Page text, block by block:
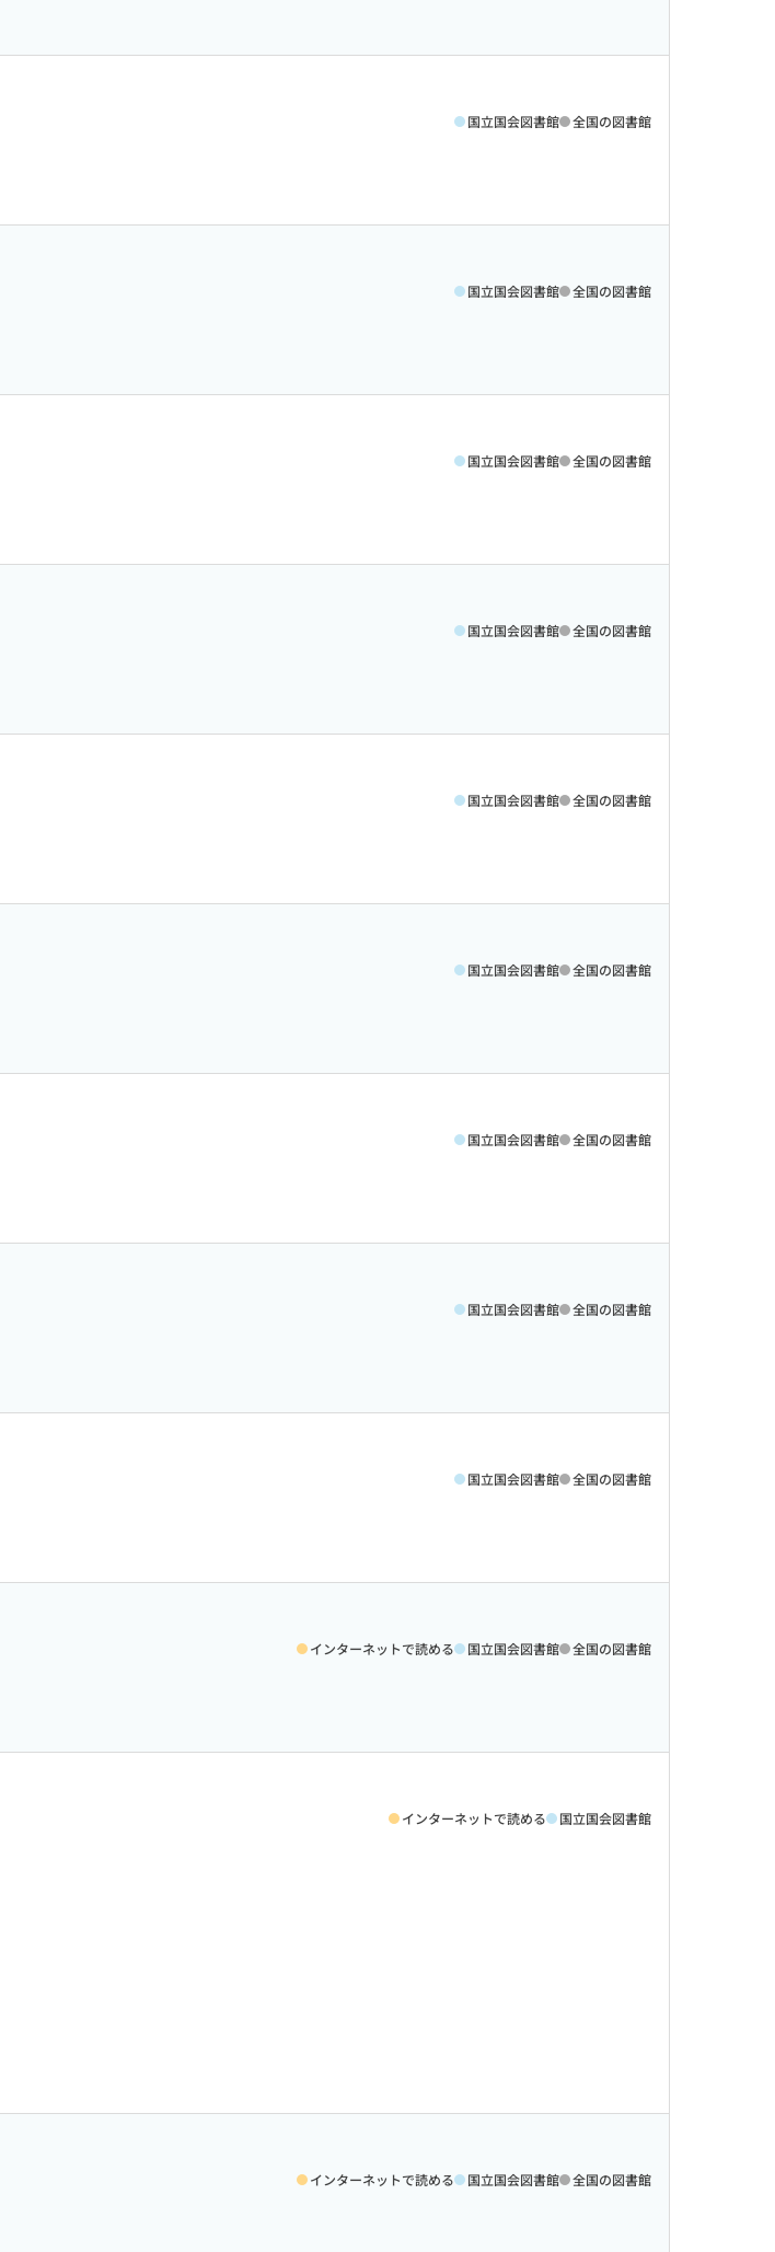
国立国会図書館 全国の図書館
国立国会図書館 全国の図書館
国立国会図書館 全国の図書館
国立国会図書館 全国の図書館
国立国会図書館 全国の図書館
国立国会図書館 全国の図書館
国立国会図書館 全国の図書館
国立国会図書館 全国の図書館
国立国会図書館 全国の図書館
インターネットで読める 国立国会図書館 全国の図書館
インターネットで読める 国立国会図書館
インターネットで読める 国立国会図書館 全国の図書館